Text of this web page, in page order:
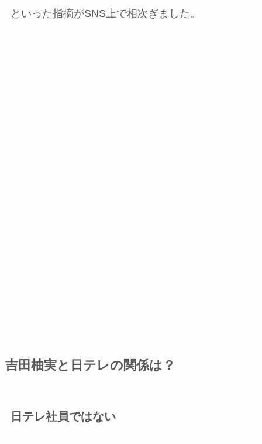
といった指摘がSNS上で相次ぎました。
吉田柚実と日テレの関係は？
日テレ社員ではない